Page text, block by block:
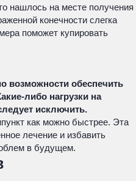
нашлось на месте получения
конечности слегка
поможет купировать
возможности обеспечить
либо нагрузки на
исключить.
как можно быстрее. Эта
лечение и избавить
в будущем.